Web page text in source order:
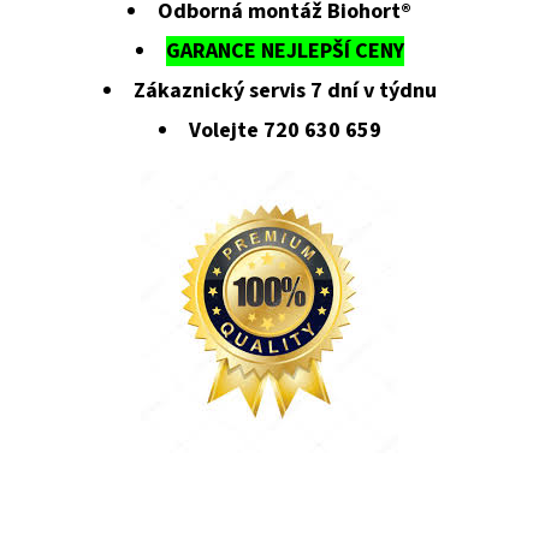
Odborná montáž Biohort®
GARANCE NEJLEPŠÍ CENY
Zákaznický servis 7 dní v týdnu
Volejte 720 630 659